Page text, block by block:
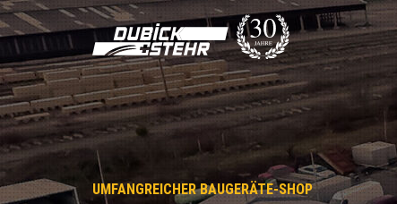
UMFANGREICHER BAUGERÄTE-SHOP